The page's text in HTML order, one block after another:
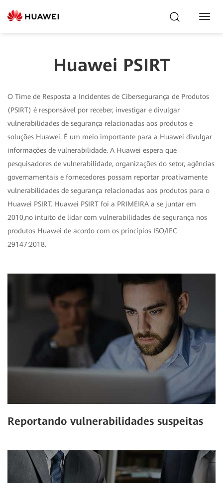
Huawei PSIRT
O Time de Resposta a Incidentes de Cibersegurança de Produtos
(PSIRT) é responsável por receber, investigar e divulgar
vulnerabilidades de segurança relacionadas aos produtos e
soluções Huawei. É um meio importante para a Huawei divulgar
informações de vulnerabilidade. A Huawei espera que
pesquisadores de vulnerabilidade, organizações do setor, agências
governamentais e fornecedores possam reportar proativamente
vulnerabilidades de segurança relacionadas aos produtos para o
Huawei PSIRT. Huawei PSIRT foi a PRIMEIRA a se juntar em
2010,no intuito de lidar com vulnerabilidades de segurança nos
produtos Huawei de acordo com os princípios ISO/IEC
29147:2018.
Reportando vulnerabilidades suspeitas